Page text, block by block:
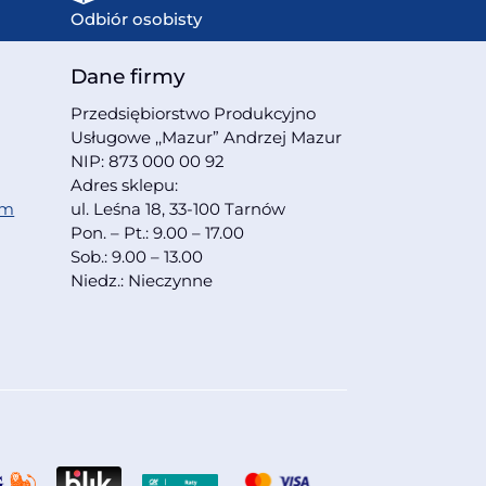
Odbiór osobisty
Dane firmy
Przedsiębiorstwo Produkcyjno
Usługowe ,,Mazur” Andrzej Mazur
NIP: 873 000 00 92
Adres sklepu:
ul. Leśna 18, 33-100 Tarnów
Pon. – Pt.: 9.00 – 17.00
Sob.: 9.00 – 13.00
Niedz.: Nieczynne